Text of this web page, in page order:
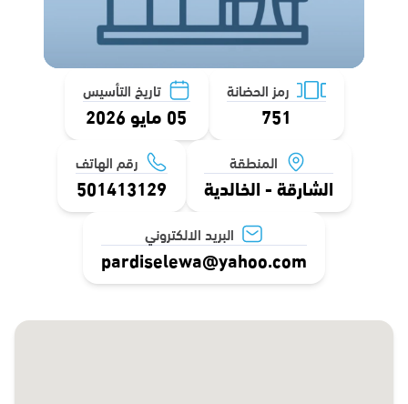
رمز الحضانة
751
تاريخ التأسيس
05 مايو 2026
المنطقة
الشارقة - الخالدية
رقم الهاتف
501413129
البريد الالكتروني
pardiselewa@yahoo.com